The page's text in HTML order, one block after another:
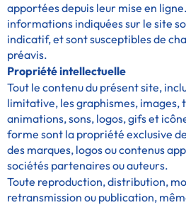
apportées depuis leur mise en
informations indiquées sur le site
indicatif, et sont susceptibles de
préavis.
Propriété intellectuelle
Tout le contenu du présent site,
limitative, les graphismes, images,
animations, sons, logos, gifs et
forme sont la propriété exclusive
des marques, logos ou contenus
sociétés partenaires ou auteurs.
Toute reproduction, distribution,
retransmission ou publication,